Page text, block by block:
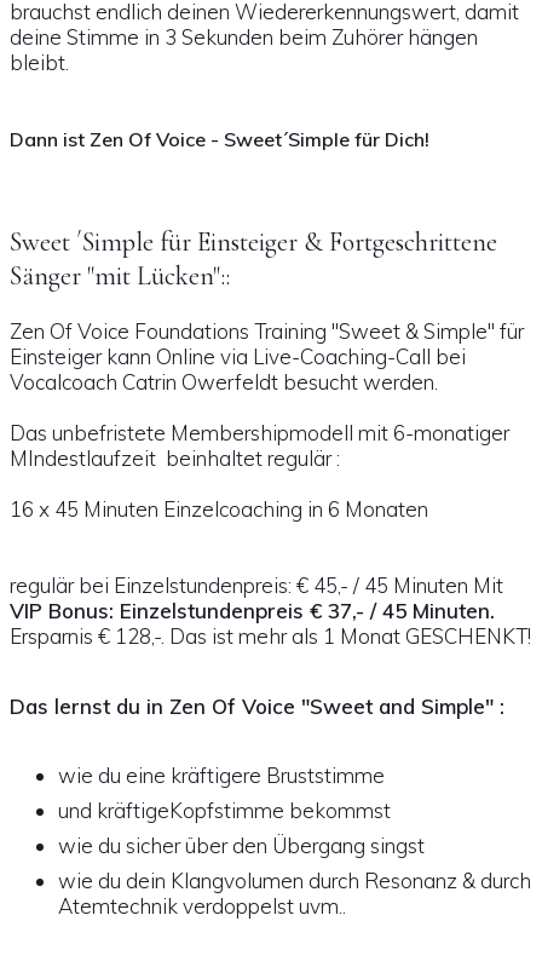
brauchst endlich deinen Wiedererkennungswert, damit
deine Stimme in 3 Sekunden beim Zuhörer hängen
bleibt.
Dann ist Zen Of Voice - Sweet´Simple für Dich!
Sweet ´Simple für Einsteiger & Fortgeschrittene
Sänger "mit Lücken"::
Zen Of Voice Foundations Training "Sweet & Simple" für
Einsteiger kann Online via Live-Coaching-Call bei
Vocalcoach Catrin Owerfeldt besucht werden.
Das unbefristete Membershipmodell mit 6-monatiger
MIndestlaufzeit beinhaltet regulär :
16 x 45 Minuten Einzelcoaching in 6 Monaten
regulär bei Einzelstundenpreis: € 45,- / 45 Minuten Mit
VIP Bonus: Einzelstundenpreis € 37,- / 45 Minuten.
Ersparnis € 128,-. Das ist mehr als 1 Monat GESCHENKT!
Das lernst du in Zen Of Voice "Sweet and Simple" :
wie du eine kräftigere Bruststimme
und kräftigeKopfstimme bekommst
wie du sicher über den Übergang singst
wie du dein Klangvolumen durch Resonanz & durch
Atemtechnik verdoppelst uvm..